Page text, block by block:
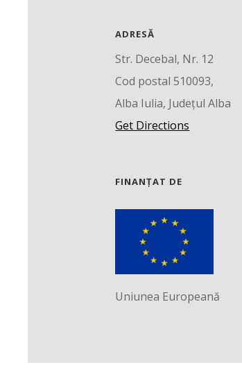
ADRESĂ
Str. Decebal, Nr. 12
Cod postal 510093,
Alba Iulia, Județul Alba
Get Directions
FINANȚAT DE
Uniunea Europeană